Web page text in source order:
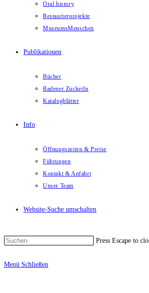
Oral history
Restaurierprojekte
MuseumsMenschen
Publikationen
Bücher
Badener Zuckerln
Katalogblätter
Info
Öffnungszeiten & Preise
Führungen
Kontakt & Anfahrt
Unser Team
Website-Suche umschalten
Press Escape to
Menü Schließen